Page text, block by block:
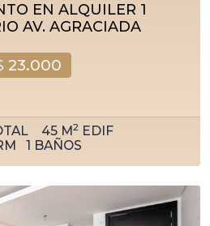
EN ALQUILER 1
AV. AGRACIADA
23.000
45 M2 EDIF
1 BAÑOS